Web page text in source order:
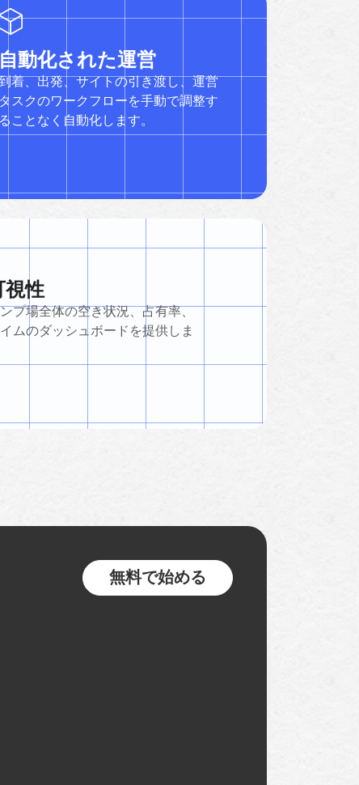
自動化された運営
着、出発、サイトの引き渡し、運営
タスクのワークフローを手動で調整す
ることなく自動化します。
性
プ場全体の空き状況、占有率、
ムのダッシュボードを提供しま
無料で始める